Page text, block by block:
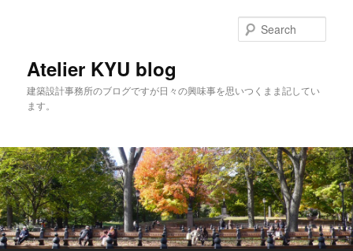
Atelier KYU blog
建築設計事務所のブログですが日々の興味事を思いつくまま記してい
ます。